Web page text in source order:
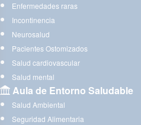
Enfermedades raras
Incontinencia
Neurosalud
Pacientes Ostomizados
Salud cardiovascular
Salud mental
Aula de Entorno Saludable
Salud Ambiental
Seguridad Alimentaria